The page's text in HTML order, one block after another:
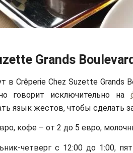
Grands
в Crêperie Chez Suzette Grands
говорит исключительно на
язык жестов, чтобы сделать
кофе – от 2 до 5 евро,
четверг с 12:00 до 1:00,